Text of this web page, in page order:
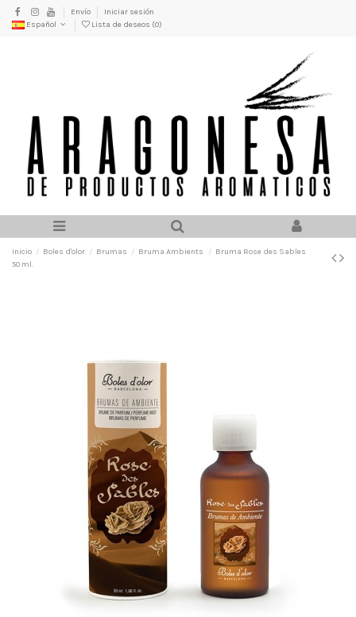
Envío
Iniciar sesión
Español
Lista de deseos (0)
Inicio Boles d'olor Brumas Bruma Ambients
Bruma Rose des Sables
50 ml.